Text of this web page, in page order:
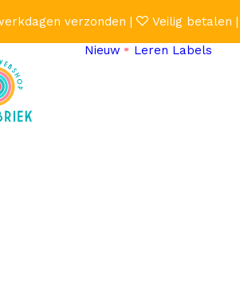
verzonden | Veilig betalen |
Nieuw
Leren Labels